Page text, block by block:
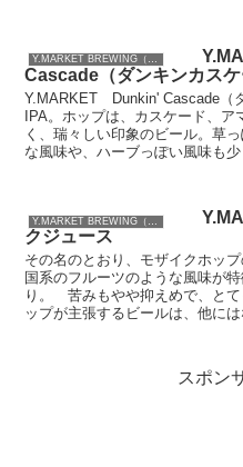
Y.MARKET BREWING（愛知）
Cascade（ダンキンカスケ
Y.MARKET Dunkin' Cascade（
IPA。ホップは、カスケード、
く、瑞々しい印象のビール。草
な風味や、ハーブっぽい風味も少
クジュース
その名のとおり、モザイクホッ
国系のフルーツのような風味が
り。 苦みもやや抑えめで、と
ップが主張するビールは、他
スポン